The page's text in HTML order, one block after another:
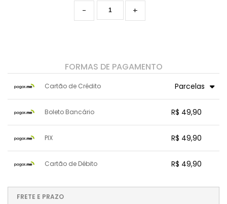
+
-
FORMAS DE PAGAMENTO
Cartão de Crédito Parcelas
2x sem juros de R$ 24,95
Boleto Bancário R$ 49,90
PIX R$ 49,90
.
Cartão de Débito R$ 49,90
...
....
FRETE E PRAZO